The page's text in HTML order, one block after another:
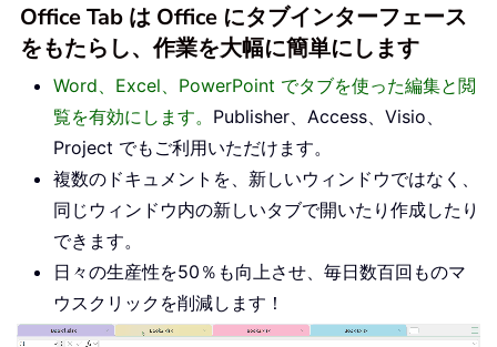
Office Tab は Office にタブインターフェース
をもたらし、作業を大幅に簡単にします
Word、Excel、PowerPoint でタブを使った編集と閲
覧を有効にします。 Publisher、Access、Visio、
Project でもご利用いただけます。
複数のドキュメントを、新しいウィンドウではなく、
同じウィンドウ内の新しいタブで開いたり作成したり
できます。
日々の生産性を50％も向上させ、毎日数百回ものマ
ウスクリックを削減します！